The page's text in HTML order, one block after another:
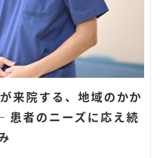
来院する、地域のかか
者のニーズに応え続